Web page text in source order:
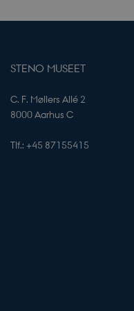
STENO MUSEET
C. F. Møllers Allé 2
8000 Aarhus C
Tlf.: +45 87155415
for
specifikt for
eksempel er at
status for en
af Cookie-
til at huske
at